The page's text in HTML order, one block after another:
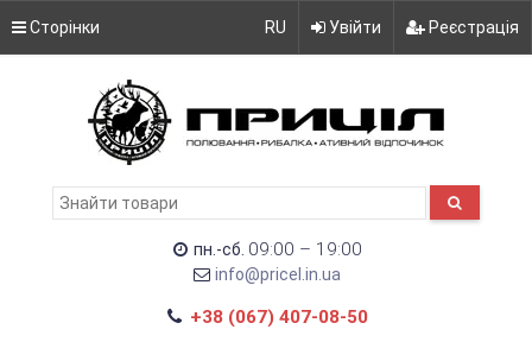
Сторінки RU Увійти Реєстрація
пн.-сб. 09:00 – 19:00
info@pricel.in.ua
+38 (067) 407-08-50